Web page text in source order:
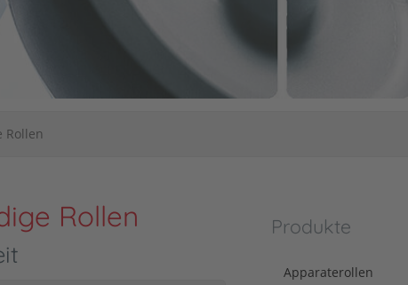
Rollen
Rollen Produkte
Apparaterollen